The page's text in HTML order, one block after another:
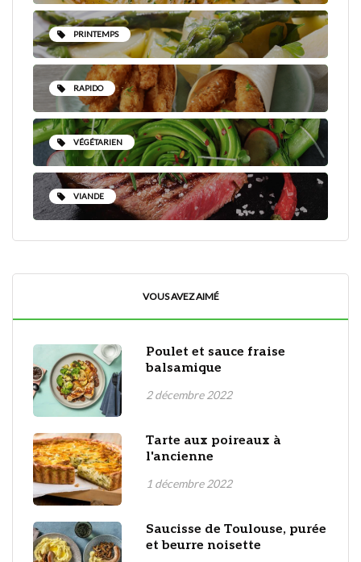
PRINTEMPS
RAPIDO
VÉGÉTARIEN
VIANDE
VOUS AVEZ AIMÉ
Poulet et sauce fraise
balsamique
2 décembre 2022
Tarte aux poireaux à
l'ancienne
1 décembre 2022
Saucisse de Toulouse, purée
et beurre noisette